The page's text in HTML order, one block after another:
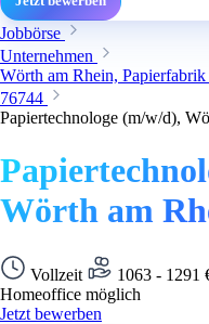
Jobbörse
Unternehmen
Wörth am Rhein,
76744
Papiertechnologe (m/w/d),
Wörth am
Vollzeit 1063 - 1291
Homeoffice möglich
Jetzt bewerben